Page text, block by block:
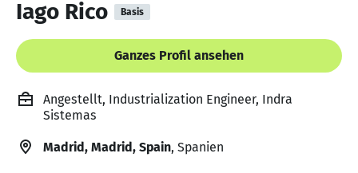
Iago Rico Basis
Ganzes Profil ansehen
Angestellt, Industrialization Engineer, Indra
Sistemas
Madrid, Madrid, Spain, Spanien